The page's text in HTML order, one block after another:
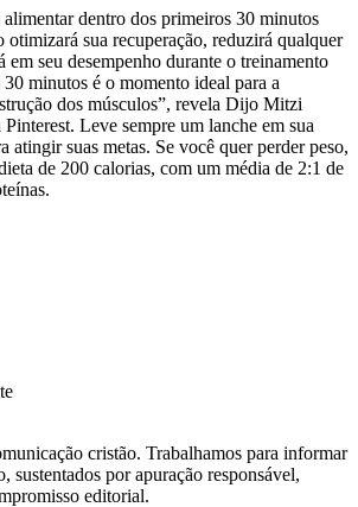
dentro dos primeiros 30 minutos
otimizará sua recuperação, reduzirá qualquer
em seu desempenho durante o treinamento
minutos é o momento ideal para a
dos músculos”, revela Dijo Mitzi
Leve sempre um lanche em sua
atingir suas metas. Se você quer perder peso,
de 200 calorias, com um média de 2:1 de
cristão. Trabalhamos para informar
sustentados por apuração responsável,
editorial.